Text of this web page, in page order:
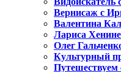
Вернисаж с
Валентина
Лариса
Олег
Культурный
Путешествуем